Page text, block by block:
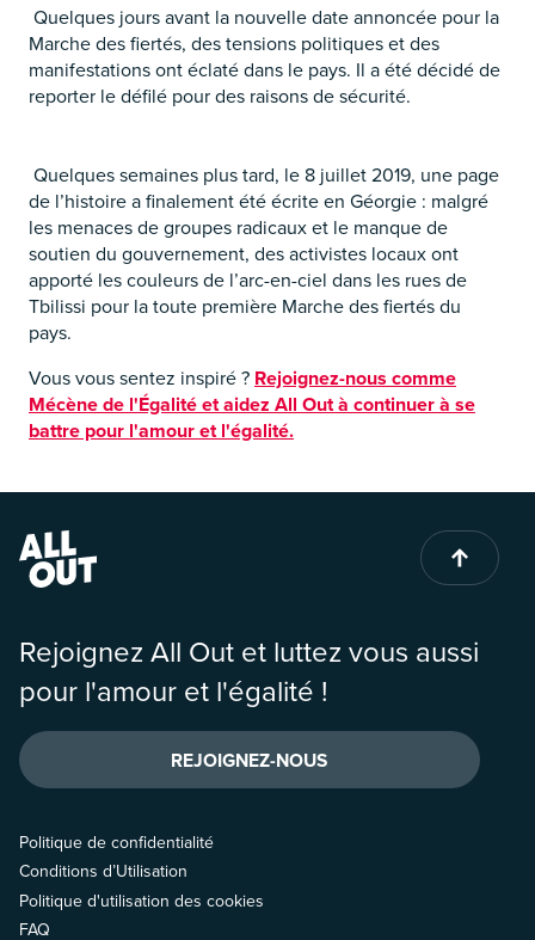
Quelques jours avant la nouvelle date annoncée pour la
Marche des fiertés, des tensions politiques et des
manifestations ont éclaté dans le pays. Il a été décidé de
reporter le défilé pour des raisons de sécurité.
Quelques semaines plus tard, le 8 juillet 2019, une page
de l’histoire a finalement été écrite en Géorgie : malgré
les menaces de groupes radicaux et le manque de
soutien du gouvernement, des activistes locaux ont
apporté les couleurs de l’arc-en-ciel dans les rues de
Tbilissi pour la toute première Marche des fiertés du
pays.
Vous vous sentez inspiré ? Rejoignez-nous comme
Mécène de l'Égalité et aidez All Out à continuer à se
battre pour l'amour et l'égalité.
Rejoignez All Out et luttez vous aussi
pour l'amour et l'égalité !
REJOIGNEZ-NOUS
Politique de confidentialité
Conditions d’Utilisation
Politique d'utilisation des cookies
FAQ